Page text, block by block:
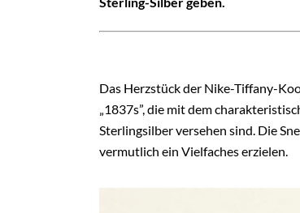
Das Herzstück der Nike-Tiffany-
„1837s”, die mit dem
Sterlingsilber versehen sind. Die
vermutlich ein Vielfaches erzielen.